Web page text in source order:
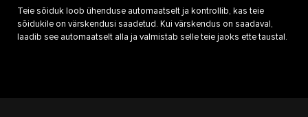
Teie sõiduk loob ühenduse automaatselt ja kontrollib, kas teie
sõidukile on värskendusi saadetud. Kui värskendus on saadaval,
laadib see automaatselt alla ja valmistab selle teie jaoks ette taustal.